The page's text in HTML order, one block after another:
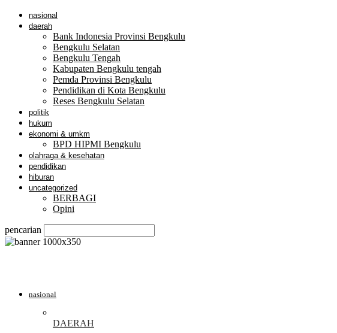
nasional
daerah
Bank Indonesia Provinsi Bengkulu
Bengkulu Selatan
Bengkulu Tengah
Kabupaten Bengkulu tengah
Pemda Provinsi Bengkulu
Pendidikan di Kota Bengkulu
Reses Bengkulu Selatan
politik
hukum
ekonomi & umkm
BPD HIPMI Bengkulu
olahraga & kesehatan
pendidikan
hiburan
uncategorized
BERBAGI
Opini
pencarian
nasional
DAERAH